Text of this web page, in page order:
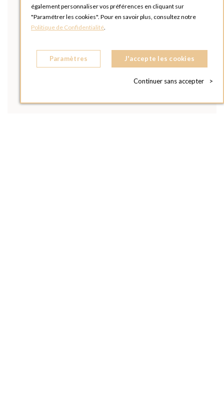
également personnaliser vos préférences en cliquant sur
"Paramétrer les cookies". Pour en savoir plus, consultez notre
Politique de Confidentialité.
Paramètres J'accepte les cookies
Continuer sans accepter >